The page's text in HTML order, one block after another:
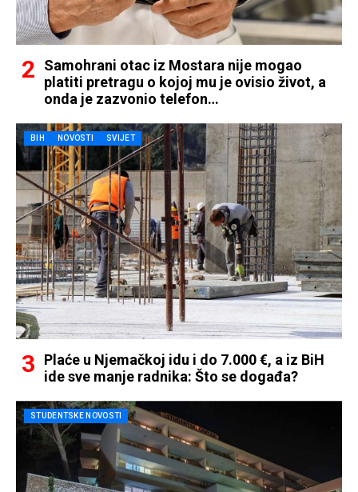
Samohrani otac iz Mostara nije mogao
platiti pretragu o kojoj mu je ovisio život, a
onda je zazvonio telefon…
BIH NOVOSTI SVIJET
Plaće u Njemačkoj idu i do 7.000 €, a iz BiH
ide sve manje radnika: Što se događa?
STUDENTSKE NOVOSTI